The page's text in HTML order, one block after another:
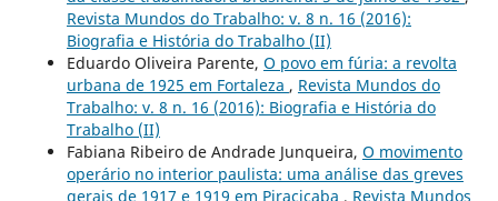
Revista Mundos do Trabalho: v. 8 n. 16 (2016):
Biografia e História do Trabalho (II)
Eduardo Oliveira Parente, O povo em fúria: a revolta
urbana de 1925 em Fortaleza , Revista Mundos do
Trabalho: v. 8 n. 16 (2016): Biografia e História do
Trabalho (II)
Fabiana Ribeiro de Andrade Junqueira, O movimento
operário no interior paulista: uma análise das greves
gerais de 1917 e 1919 em Piracicaba , Revista Mundos